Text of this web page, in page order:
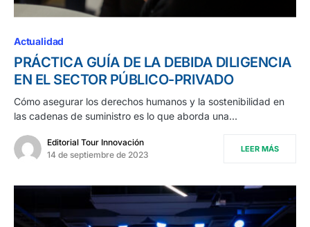
Actualidad
PRÁCTICA GUÍA DE LA DEBIDA DILIGENCIA
EN EL SECTOR PÚBLICO-PRIVADO
Cómo asegurar los derechos humanos y la sostenibilidad en
las cadenas de suministro es lo que aborda una…
Editorial Tour Innovación
14 de septiembre de 2023
LEER MÁS